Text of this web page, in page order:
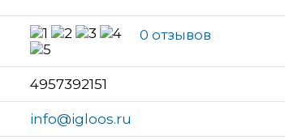
0 отзывов
4957392151
info@igloos.ru